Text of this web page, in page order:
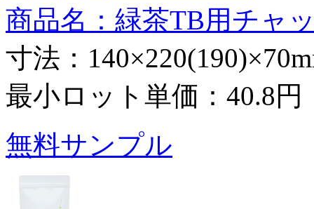
商品名：緑茶TB用チャ
寸法：
最小ロット単価： 40.8円
無料サンプル